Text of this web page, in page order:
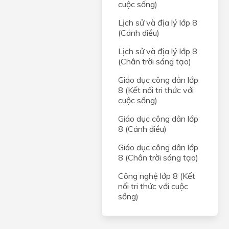
cuộc sống)
Lịch sử và địa lý lớp 8
(Cánh diều)
Lịch sử và địa lý lớp 8
(Chân trời sáng tạo)
Giáo dục công dân lớp
8 (Kết nối tri thức với
cuộc sống)
Giáo dục công dân lớp
8 (Cánh diều)
Giáo dục công dân lớp
8 (Chân trời sáng tạo)
Công nghệ lớp 8 (Kết
nối tri thức với cuộc
sống)